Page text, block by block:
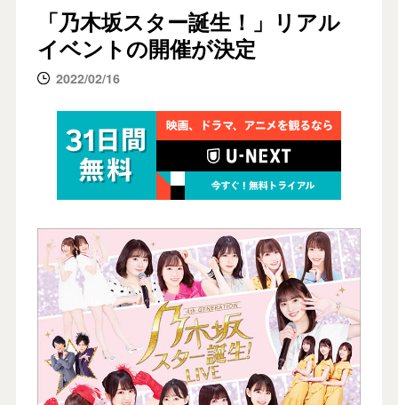
「乃木坂スター誕生！」リアル
イベントの開催が決定
2022/02/16